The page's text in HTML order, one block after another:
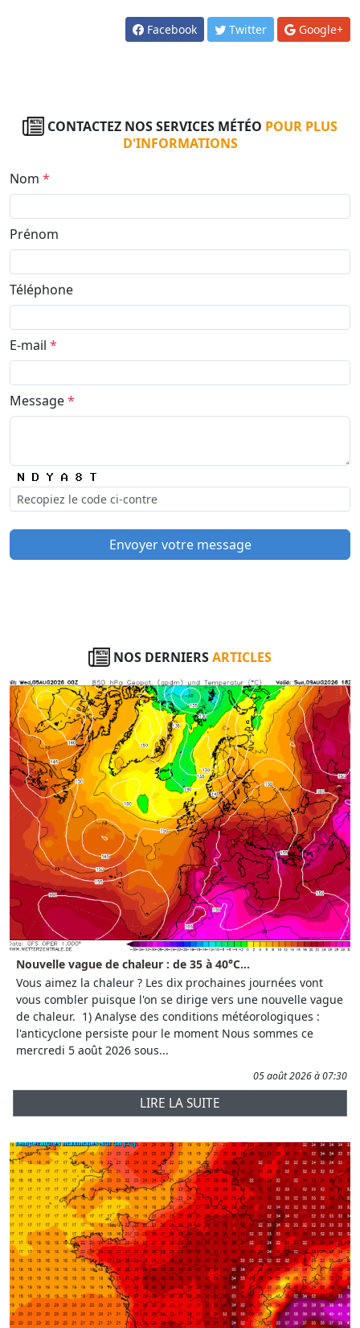
Facebook Twitter Google+
CONTACTEZ NOS SERVICES MÉTÉO POUR PLUS
D'INFORMATIONS
Nom *
Prénom
Téléphone
E-mail *
Message*
Envoyer votre message
NOS DERNIERSARTICLES
Nouvelle vague de chaleur : de 35 à 40°C...
Vous aimez la chaleur ? Les dix prochaines journées vont
vous combler puisque l'on se dirige vers une nouvelle vague
de chaleur. 1) Analyse des conditions météorologiques :
l'anticyclone persiste pour le moment Nous sommes ce
mercredi 5 août 2026 sous...
05 août 2026 à 07:30
LIRE LA SUITE